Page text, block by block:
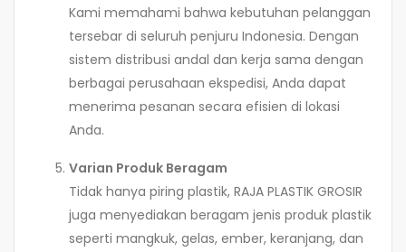
Kami memahami bahwa kebutuhan pelanggan
tersebar di seluruh penjuru Indonesia. Dengan
sistem distribusi andal dan kerja sama dengan
berbagai perusahaan ekspedisi, Anda dapat
menerima pesanan secara efisien di lokasi
Anda.
Varian Produk Beragam
Tidak hanya piring plastik, RAJA PLASTIK GROSIR
juga menyediakan beragam jenis produk plastik
seperti mangkuk, gelas, ember, keranjang, dan